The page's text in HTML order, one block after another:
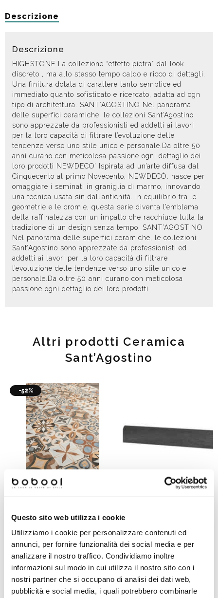
Questo sito web utilizza i cookie
Utilizziamo i cookie per personalizzare contenuti ed
annunci, per fornire funzionalità dei social media e per
analizzare il nostro traffico. Condividiamo inoltre
informazioni sul modo in cui utilizza il nostro sito con i
nostri partner che si occupano di analisi dei dati web,
pubblicità e social media, i quali potrebbero combinarle
Descrizione
Descrizione
HIGHSTONE La collezione “effetto pietra” dal look
discreto , ma allo stesso tempo caldo e ricco di dettagli.
Una finitura dotata di carattere tanto semplice ed
immediato quanto sofisticato e ricercato, adatta ad ogn
tipo di architettura. SANT’AGOSTINO Nel panorama
delle superfici ceramiche, le collezioni Sant’Agostino
sono apprezzate da professionisti ed addetti ai lavori
per la loro capacità di filtrare l’evoluzione delle
tendenze verso uno stile unico e personale.Da oltre 50
anni curano con meticolosa passione ogni dettaglio dei
loro prodotti NEWDECO’ Ispirata ad un’arte diffusa dal
Cinquecento al primo Novecento, NEWDECÒ. nasce per
omaggiare i seminati in graniglia di marmo, innovando
una tecnica usata sin dall’antichità. In equilibrio tra le
geometrie e le cromie, questa serie diventa l’emblema
della raffinatezza con un impatto che racchiude tutta la
tradizione di un design senza tempo. SANT’AGOSTINO
Nel panorama delle superfici ceramiche, le collezioni
Sant’Agostino sono apprezzate da professionisti ed
addetti ai lavori per la loro capacità di filtrare
l’evoluzione delle tendenze verso uno stile unico e
personale.Da oltre 50 anni curano con meticolosa
passione ogni dettaglio dei loro prodotti
Altri prodotti Ceramica
Sant’Agostino
-52%
Piastrella cementina in gres
porcellanato 20x20 - Patchwork
Colors Mix, Ceramica Sant'Agostino
Richiedi preventivo
Highstone, Ceramica
Richiedi preventivo